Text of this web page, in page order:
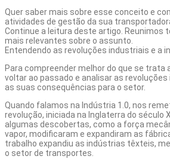
Quer saber mais sobre esse conceito e
atividades de gestão da sua
Continue a leitura deste artigo. Reunimos
mais relevantes sobre o assunto.
Entendendo as revoluções industriais e a
Para compreender melhor do que se trata
voltar ao passado e analisar as
as suas consequências para o setor.
Quando falamos na Indústria 1.0, nos
revolução, iniciada na Inglaterra do século
algumas descobertas, como a força
vapor, modificaram e expandiram as
trabalho expandiu as indústrias têxteis,
o setor de transportes.